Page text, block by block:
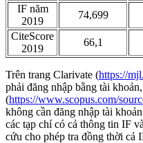
IF năm
2019
74,699
CiteScore
2019
66,1
Trên trang Clarivate (https://
phải đăng nhập bằng tài
(https://www.scopus.com/
không cần đăng nhập tài
các tạp chí có cả thông tin IF
cứu cho phép tra đồng thời cả